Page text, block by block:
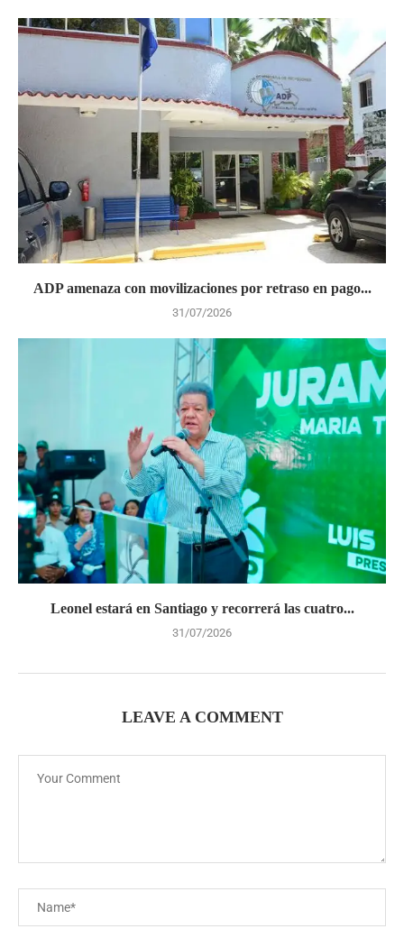
ADP amenaza con movilizaciones por retraso en pago...
31/07/2026
Leonel estará en Santiago y recorrerá las cuatro...
31/07/2026
LEAVE A COMMENT